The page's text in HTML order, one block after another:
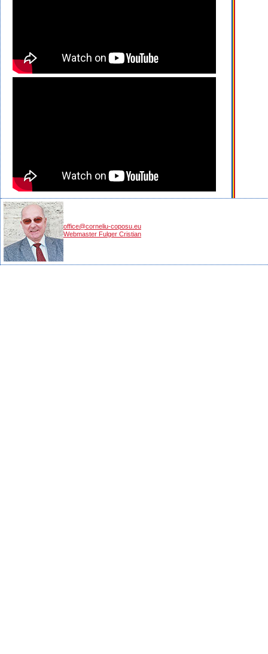
office@corneliu-coposu.eu
Webmaster Fulger Cristian